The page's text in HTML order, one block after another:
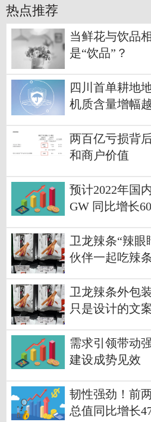
热点推荐
当鲜花与饮品
是“饮品”？
四川首单耕地
机质含量增幅
两百亿亏损背
和商户价值
预计2022年国
GW 同比增长
卫龙辣条“辣眼
伙伴一起吃辣
卫龙辣条外包
只是设计的文
需求引领带动
建设成势见效
韧性强劲！前
总值同比增长